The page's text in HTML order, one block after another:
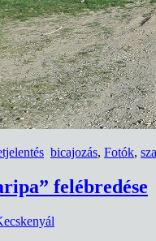
bicajozás, Fotók,
felébredése